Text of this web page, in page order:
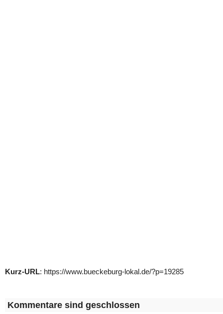
Kurz-URL: https://www.bueckeburg-lokal.de/?p=19285
Kommentare sind geschlossen